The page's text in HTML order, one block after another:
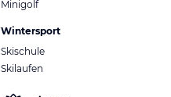
Minigolf
Wintersport
Skischule
Skilaufen